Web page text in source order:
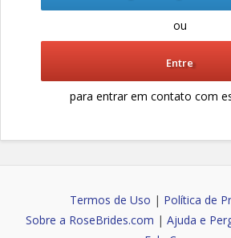
ou
Entre
para entrar em contato com
Termos de Uso | Política de
Sobre a RoseBrides.com | Ajuda e